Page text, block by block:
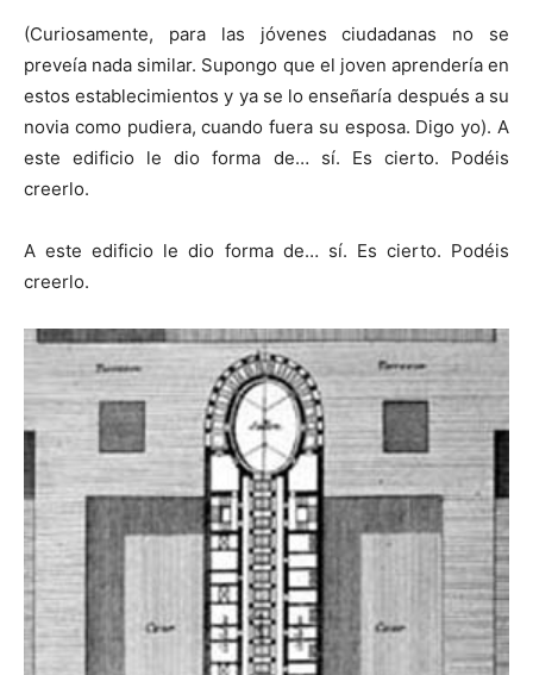
(Curiosamente, para las jóvenes ciudadanas no se
preveía nada similar. Supongo que el joven aprendería en
estos establecimientos y ya se lo enseñaría después a su
novia como pudiera, cuando fuera su esposa. Digo yo). A
este edificio le dio forma de… sí. Es cierto. Podéis
creerlo.
A este edificio le dio forma de… sí. Es cierto. Podéis
creerlo.